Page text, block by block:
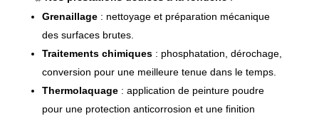
Grenaillage: nettoyage et préparation mécanique
des surfaces brutes.
Traitements chimiques: phosphatation, dérochage,
conversion pour une meilleure tenue dans le temps.
Thermolaquage: application de peinture poudre
pour une protection anticorrosion et une finition